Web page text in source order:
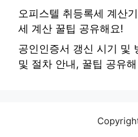
오피스텔 취등록세 계산
세 계산 꿀팁 공유해요!
공인인증서 갱신 시기 및
및 절차 안내, 꿀팁 공유